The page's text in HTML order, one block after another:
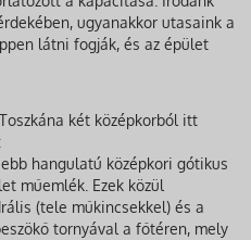
ugyanakkor utasaink a
látni fogják, és az épület
két középkorból itt
hangulatú középkori gótikus
műemlék. Ezek közül
(tele műkincsekkel) és a
tornyával a főtéren, mely